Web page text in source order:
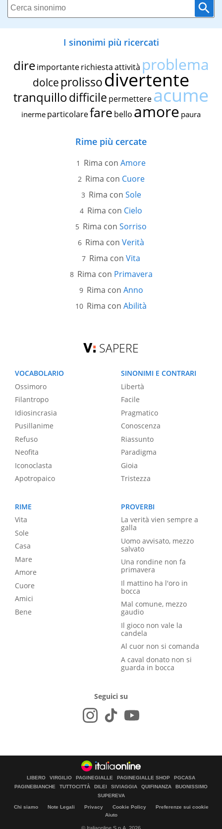
I sinonimi più ricercati
dire importante richiestaattività problema
dolce prolissodivertente
tranquillodifficile permettereacume
inerme particolarefare bello amore paura
Rime più cercate
Rima con Amore
Rima con Cuore
Rima con Sole
Rima con Cielo
Rima con Sorriso
Rima con Verità
Rima con Vita
Rima con Primavera
Rima con Anno
Rima con Abilità
SAPERE
VOCABOLARIO
Ossimoro
Filantropo
Idiosincrasia
Pusillanime
Refuso
Neofita
Iconoclasta
Apotropaico
SINONIMI E CONTRARI
Libertà
Facile
Pragmatico
Conoscenza
Riassunto
Paradigma
Gioia
Tristezza
RIME
Vita
Sole
Casa
Mare
Amore
Cuore
Amici
Bene
PROVERBI
La verità vien sempre a
galla
Uomo avvisato, mezzo
salvato
Una rondine non fa
primavera
Il mattino ha l'oro in
bocca
Mal comune, mezzo
gaudio
Il gioco non vale la
candela
Al cuor non si comanda
A caval donato non si
guarda in bocca
Seguici su
LIBERO VIRGILIO PAGINEGIALLE PAGINEGIALLE SHOP
PGCASA
PAGINEBIANCHE
TUTTOCITTÀ DILEI SIVIAGGIA QUIFINANZA
BUONISSIMO
SUPEREVA
Chi siamo Note Legali Privacy Cookie Policy
Preferenze sui cookie
Aiuto